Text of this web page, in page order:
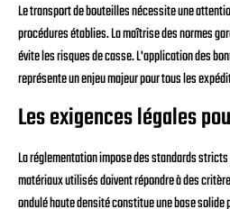
Le transport de bouteilles nécessite une
procédures établies. La maîtrise des normes
évite les risques de casse. L'application des
représente un enjeu majeur pour tous les
Les exigences légales
La réglementation impose des standards
matériaux utilisés doivent répondre à des
ondulé haute densité constitue une base solide